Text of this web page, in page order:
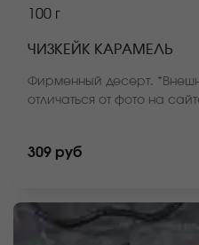
100 г
ЧИЗКЕЙК КАРАМЕЛЬ
Фирменный десерт.
отличаться от фото на
309 руб